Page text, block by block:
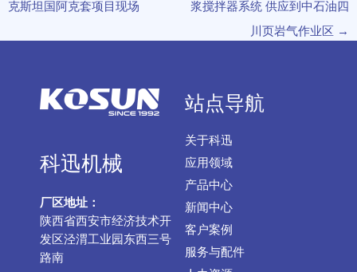
克斯坦国阿克套项目现场
浆搅拌器系统 供应到中石油四
川页岩气作业区 →
科迅机械
厂区地址：
陕西省西安市经济技术开
发区泾渭工业园东西三号
路南
站点导航
关于科迅
应用领域
产品中心
新闻中心
客户案例
服务与配件